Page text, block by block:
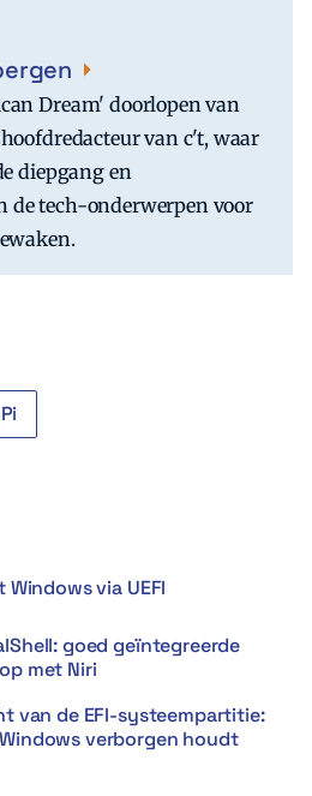
Dream' doorlopen van
van c't, waar
diepgang en
de tech-onderwerpen voor
Windows via UEFI
goed geïntegreerde
met Niri
van de EFI-systeempartitie:
verborgen houdt